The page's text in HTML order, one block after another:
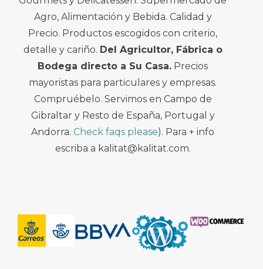
Agro, Alimentación y Bebida. Calidad y
Precio. Productos escogidos con criterio,
detalle y cariño. Del Agricultor, Fábrica o
Bodega directo a Su Casa. Precios
mayoristas para particulares y empresas.
Compruébelo. Servimos en Campo de
Gibraltar y Resto de España, Portugal y
Andorra. Check faqs please). Para + info
escriba a kalitat@kalitat.com.